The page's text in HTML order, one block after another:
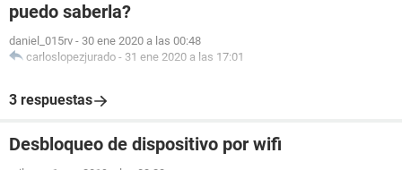
puedo saberla?
daniel_015rv - 30 ene 2020 a las 00:48
carloslopezjurado - 31 ene 2020 a las 17:01
3 respuestas
Desbloqueo de dispositivo por wifi